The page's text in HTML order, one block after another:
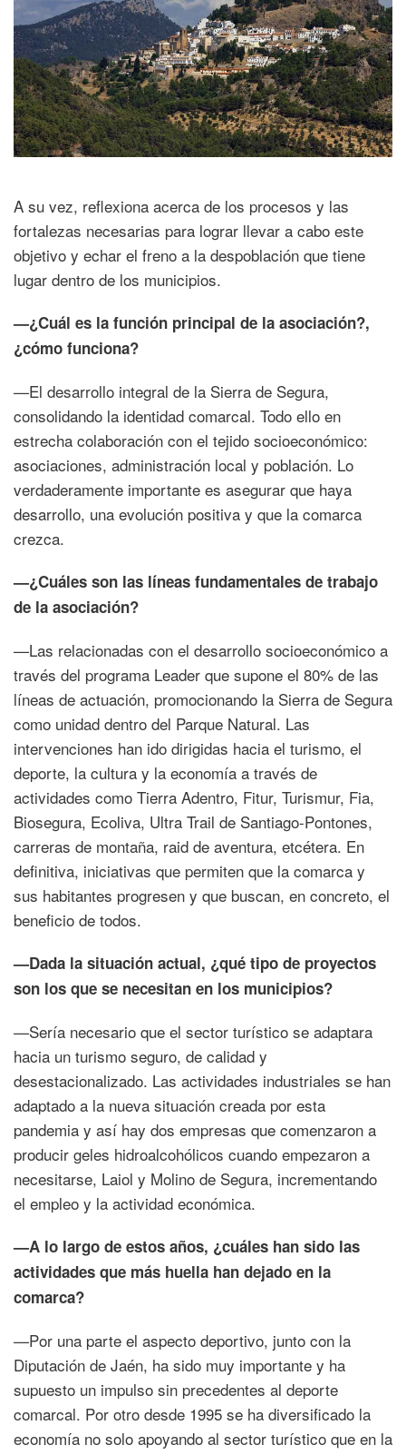
A su vez, reflexiona acerca de los procesos y las
fortalezas necesarias para lograr llevar a cabo este
objetivo y echar el freno a la despoblación que tiene
lugar dentro de los municipios.
—¿Cuál es la función principal de la asociación?,
¿cómo funciona?
—El desarrollo integral de la Sierra de Segura,
consolidando la identidad comarcal. Todo ello en
estrecha colaboración con el tejido socioeconómico:
asociaciones, administración local y población. Lo
verdaderamente importante es asegurar que haya
desarrollo, una evolución positiva y que la comarca
crezca.
—¿Cuáles son las líneas fundamentales de trabajo
de la asociación?
—Las relacionadas con el desarrollo socioeconómico a
través del programa Leader que supone el 80% de las
líneas de actuación, promocionando la Sierra de Segura
como unidad dentro del Parque Natural. Las
intervenciones han ido dirigidas hacia el turismo, el
deporte, la cultura y la economía a través de
actividades como Tierra Adentro, Fitur, Turismur, Fia,
Biosegura, Ecoliva, Ultra Trail de Santiago-Pontones,
carreras de montaña, raid de aventura, etcétera. En
definitiva, iniciativas que permiten que la comarca y
sus habitantes progresen y que buscan, en concreto, el
beneficio de todos.
—Dada la situación actual, ¿qué tipo de proyectos
son los que se necesitan en los municipios?
—Sería necesario que el sector turístico se adaptara
hacia un turismo seguro, de calidad y
desestacionalizado. Las actividades industriales se han
adaptado a la nueva situación creada por esta
pandemia y así hay dos empresas que comenzaron a
producir geles hidroalcohólicos cuando empezaron a
necesitarse, Laiol y Molino de Segura, incrementando
el empleo y la actividad económica.
—A lo largo de estos años, ¿cuáles han sido las
actividades que más huella han dejado en la
comarca?
—Por una parte el aspecto deportivo, junto con la
Diputación de Jaén, ha sido muy importante y ha
supuesto un impulso sin precedentes al deporte
comarcal. Por otro desde 1995 se ha diversificado la
economía no solo apoyando al sector turístico que en la